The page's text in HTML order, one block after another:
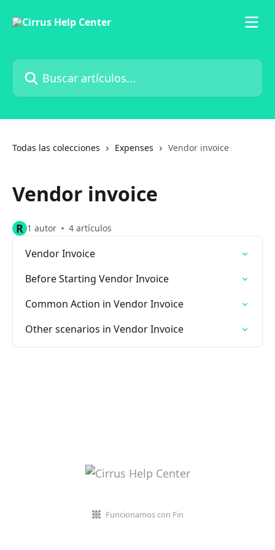
Buscar artículos...
Todas las colecciones Expenses Vendor invoice
Vendor invoice
R 1 autor 4 artículos
Vendor Invoice
Before Starting Vendor Invoice
Common Action in Vendor Invoice
Other scenarios in Vendor Invoice
Funcionamos con Fin